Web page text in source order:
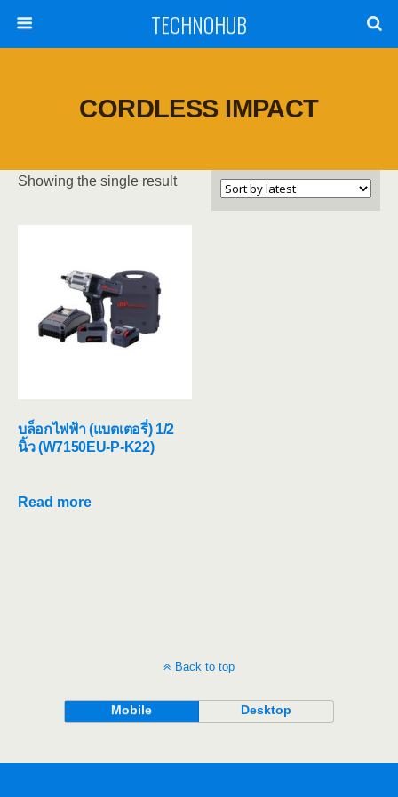
TECHNOHUB
CORDLESS IMPACT
Showing the single result
บล็อกไฟฟ้า (แบตเตอรี่) 1/2
นิ้ว (W7150EU‐P‐K22)
Read more
Back to top
Mobile Desktop